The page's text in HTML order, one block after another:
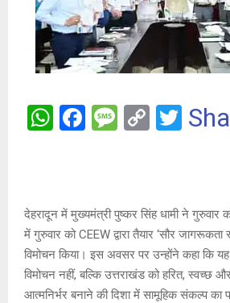
W
A
p
p
F
o
o
k
M
g
e
C
n
k
T
देहरादून में मुख्यमंत्री पुष्कर सिंह धामी ने गुरुवार
में गुरुवार को CEEW द्वारा तैयार ‘सौर जागरूकता
विमोचन किया। इस अवसर पर उन्होंने कहा कि
विमोचन नहीं, बल्कि उत्तराखंड को हरित, स्वच्छ
आत्मनिर्भर बनाने की दिशा में सामूहिक संकल्प